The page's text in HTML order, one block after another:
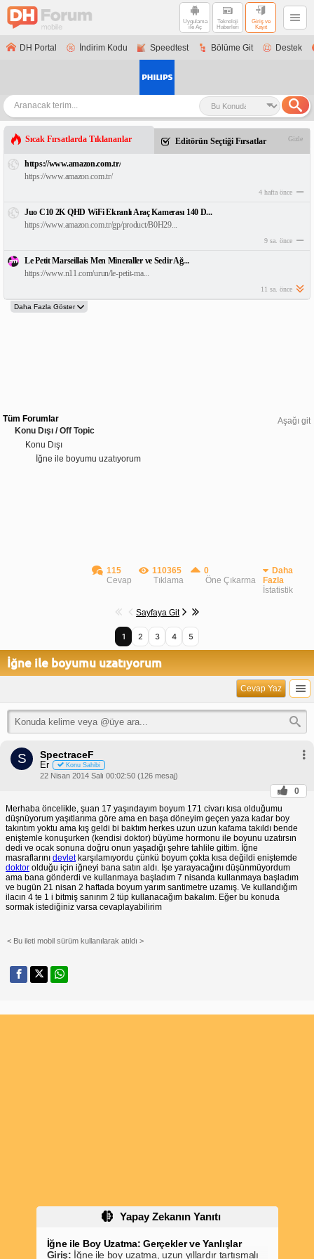
Uygulama
ile Aç
Teknoloji
Haberleri
Giriş ve
Kayıt
DH Portal İndirim Kodu Speedtest Bölüme Git Destek
Sıcak Fırsatlarda Tıklananlar Editörün Seçtiği Fırsatlar Gizle
https://www.amazon.com.tr/
https://www.amazon.com.tr/
4 hafta önce
Juo C10 2K QHD WiFi Ekranlı Araç Kamerası 140 D...
https://www.amazon.com.tr/gp/product/B0H29...
9 sa. önce
Le Petit Marseillais Men Mineraller ve Sedir Ağ...
https://www.n11.com/urun/le-petit-ma...
11 sa. önce
Aşağı git
Tüm Forumlar
Konu Dışı / Off Topic
Konu Dışı
İğne ile boyumu uzatıyorum
115
Cevap
110365
Tıklama
0
Öne Çıkarma
Daha
Fazla
İstatistik
Sayfaya Git
1 2 3 4 5
İğne ile boyumu uzatıyorum
Cevap Yaz
S SpectraceF
Er Konu Sahibi
22 Nisan 2014 Salı 00:02:50 (126 mesaj)
0
Merhaba öncelikle, şuan 17 yaşındayım boyum 171 civarı kısa olduğumu
düşnüyorum yaşıtlarıma göre ama en başa döneyim geçen yaza kadar boy
takıntım yoktu ama kış geldi bi baktım herkes uzun uzun kafama takıldı bende
eniştemle konuşurken (kendisi doktor) büyüme hormonu ile boyunu uzatırsın
dedi ve ocak sonuna doğru onun yaşadığı şehre tahlile gittim. İğne
masraflarını devletkarşılamıyordu çünkü boyum çokta kısa değildi eniştemde
doktor olduğu için iğneyi bana satın aldı. İşe yarayacağını düşünmüyordum
ama bana gönderdi ve kullanmaya başladım 7 nisanda kullanmaya başladım
ve bugün 21 nisan 2 haftada boyum yarım santimetre uzamış. Ve kullandığım
ilacın 4 te 1 i bitmiş sanırım 2 tüp kullanacağım bakalım. Eğer bu konuda
sormak istediğiniz varsa cevaplayabilirim
< Bu ileti mobil sürüm kullanılarak atıldı >
Yapay Zekanın Yanıtı
İğne ile Boy Uzatma: Gerçekler ve Yanlışlar
Giriş: İğne ile boy uzatma, uzun yıllardır tartışmalı